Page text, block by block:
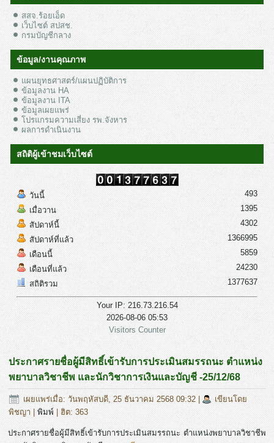
สสจ.ร้อยเอ็ด
เว็บไซต์ สปสช.
กรมบัญชีกลาง
ข้อมูล/งานคุณภาพ
แผนยุทธศาสตร์/แผนปฏิบัติการ
ข้อมูลงาน HA
ข้อมูลงาน ITA
ข้อมูลเผยแพร่
โปรแกรมความเสี่ยง รพ.จังหาร
ผลการดำเนินงาน
สถิติผู้เข้าชมเว็บไซต์
วันนี้
เมื่อวาน
สัปดาห์นี้
สัปดาห์ที่แล้ว
เดือนนี้
เดือนที่แล้ว
สถิติรวม
493
1395
4302
1366995
5859
24230
1377637
Your IP: 216.73.216.54
2026-08-06 05:53
Visitors Counter
ประกาศรายชื่อผู้มีสิทธิ์เข้ารับการประเมินสมรรถนะ ตำแหน่ง
พยาบาลวิชาชีพ และนักวิชาการเงินและบัญชี -25/12/68
เผยแพร่เมื่อ: วันพฤหัสบดี, 25 ธันวาคม 2568 09:32 |
เขียนโดย
พิชญา |พิมพ์ | ฮิต: 363
ประกาศรายชื่อผู้มีสิทธิ์เข้ารับการประเมินสมรรถนะ ตำแหน่งพยาบาลวิชาชีพ